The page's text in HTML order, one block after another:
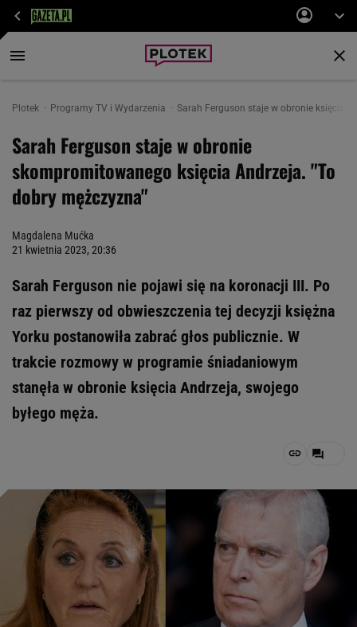
Plotek Programy TV i Wydarzenia Sarah Ferguson staje w obronie księcia
Sarah Ferguson staje w obronie
skompromitowanego księcia Andrzeja. "To
dobry mężczyzna"
Magdalena Mućka
21 kwietnia 2023, 20:36
Sarah Ferguson nie pojawi się na koronacji III. Po
raz pierwszy od obwieszczenia tej decyzji księżna
Yorku postanowiła zabrać głos publicznie. W
trakcie rozmowy w programie śniadaniowym
stanęła w obronie księcia Andrzeja, swojego
byłego męża.